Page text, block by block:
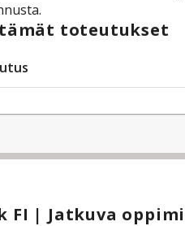
toteutukset
FI | Jatkuva